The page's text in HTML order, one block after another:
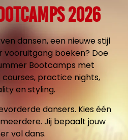
1 2 3
2026
dansen, een nieuwe stijl
vooruitgang boeken? Doe
Bootcamps met
practice nights,
en styling.
dansers. Kies één
Jij bepaalt jouw
vol dans.